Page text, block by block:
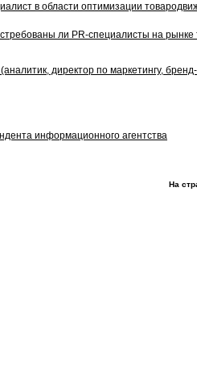
в области оптимизации
ли PR-специалисты на рынке
директор по маркетингу, бренд-
информационного агентства
На